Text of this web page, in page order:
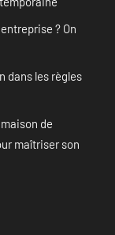
? On
dans les règles
de
maîtriser son